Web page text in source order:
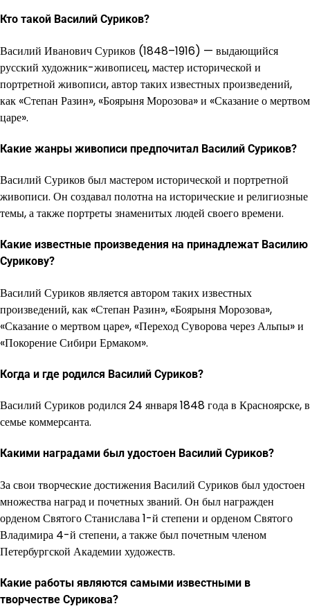
Кто такой Василий Суриков?
Василий Иванович Суриков (1848–1916) — выдающийся
русский художник-живописец, мастер исторической и
портретной живописи, автор таких известных произведений,
как «Степан Разин», «Боярыня Морозова» и «Сказание о мертвом
царе».
Какие жанры живописи предпочитал Василий Суриков?
Василий Суриков был мастером исторической и портретной
живописи. Он создавал полотна на исторические и религиозные
темы, а также портреты знаменитых людей своего времени.
Какие известные произведения на принадлежат Василию
Сурикову?
Василий Суриков является автором таких известных
произведений, как «Степан Разин», «Боярыня Морозова»,
«Сказание о мертвом царе», «Переход Суворова через Альпы» и
«Покорение Сибири Ермаком».
Когда и где родился Василий Суриков?
Василий Суриков родился 24 января 1848 года в Красноярске, в
семье коммерсанта.
Какими наградами был удостоен Василий Суриков?
За свои творческие достижения Василий Суриков был удостоен
множества наград и почетных званий. Он был награжден
орденом Святого Станислава 1-й степени и орденом Святого
Владимира 4-й степени, а также был почетным членом
Петербургской Академии художеств.
Какие работы являются самыми известными в
творчестве Сурикова?